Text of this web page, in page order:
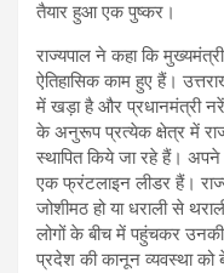
तैयार हुआ एक पुष्कर।
राज्यपाल ने कहा कि
ऐतिहासिक काम हुए हैं।
में खड़ा है और प्रधानमंत्री
के अनुरूप प्रत्येक क्षेत्र में
स्थापित किये जा रहे हैं। अपने
एक फ्रंटलाइन लीडर हैं।
जोशीमठ हो या धराली से
लोगों के बीच में पहुंचकर उनकी
प्रदेश की कानून व्यवस्था